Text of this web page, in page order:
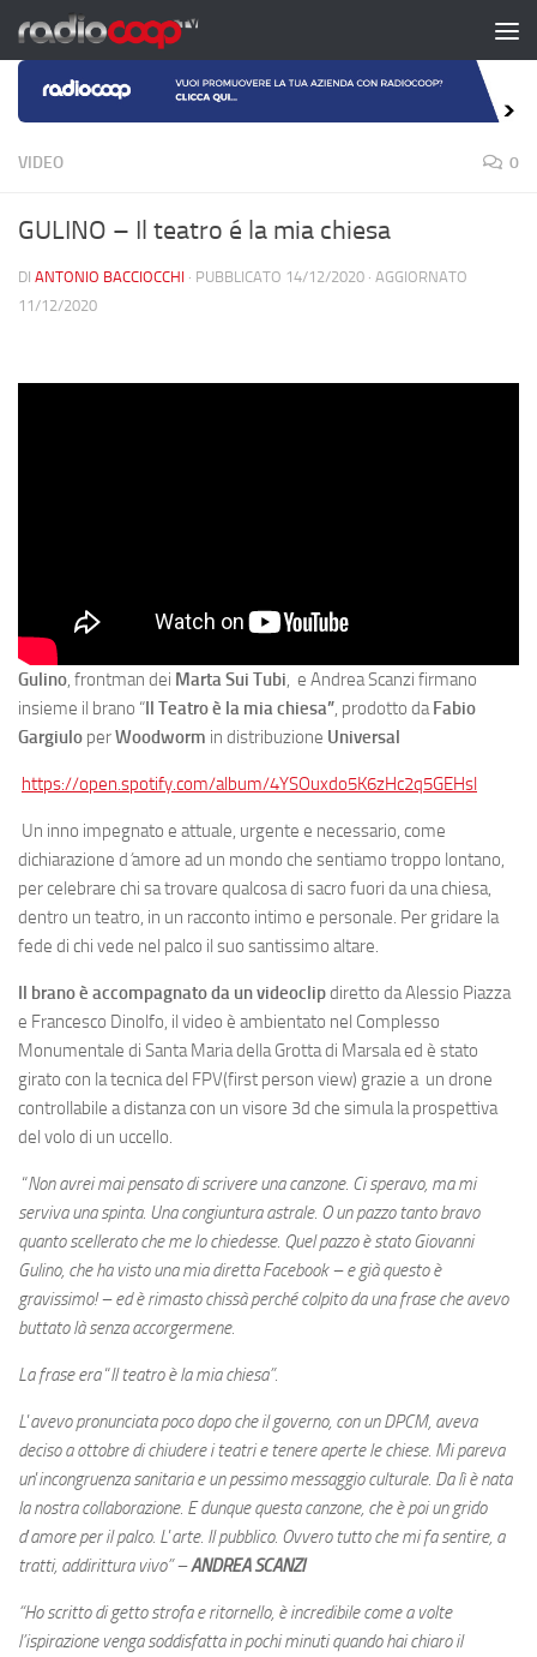
Salta al contenuto
VIDEO 0
GULINO – Il teatro é la mia chiesa
DI ANTONIO BACCIOCCHI · PUBBLICATO 14/12/2020 · AGGIORNATO
11/12/2020
Gulino, frontman dei Marta Sui Tubi, e Andrea Scanzi firmano
insieme il brano “Il Teatro è la mia chiesa”, prodotto daFabio
Gargiulo perWoodworm in distribuzione Universal
https://open.spotify.com/album/4YSOuxdo5K6zHc2q5GEHsl
Un inno impegnato e attuale, urgente e necessario, come
dichiarazione d’amore ad un mondo che sentiamo troppo lontano,
per celebrare chi sa trovare qualcosa di sacro fuori da una chiesa,
dentro un teatro, in un racconto intimo e personale. Per gridare la
fede di chi vede nel palco il suo santissimo altare.
Il brano è accompagnato da un videoclipdiretto da Alessio Piazza
e Francesco Dinolfo, il video è ambientato nel Complesso
Monumentale di Santa Maria della Grotta di Marsala ed è stato
girato con la tecnica del FPV(first person view) grazie a un drone
controllabile a distanza con un visore 3d che simula la prospettiva
del volo di un uccello.
“Non avrei mai pensato di scrivere una canzone. Ci speravo, ma mi
serviva una spinta. Una congiuntura astrale. O un pazzo tanto bravo
quanto scellerato che me lo chiedesse. Quel pazzo è stato Giovanni
Gulino, che ha visto una mia diretta Facebook – e già questo è
gravissimo! – ed è rimasto chissà perchécolpito da una frase che avevo
buttato là senza accorgermene.
La frase era“Il teatro è la mia chiesa”.
L’avevo pronunciata poco dopo che il governo, con un DPCM, aveva
deciso a ottobre di chiudere i teatri e tenere aperte le chiese. Mi pareva
un’incongruenza sanitaria e un pessimo messaggio culturale. Da lì è nata
la nostra collaborazione. E dunque questa canzone, che è poi un grido
d’amore per il palco. L’arte. Il pubblico. Ovvero tutto che mi fa sentire, a
tratti, addirittura vivo” –ANDREA SCANZI
“Ho scritto di getto strofa e ritornello, èincredibile come a volte
l’ispirazione venga soddisfatta in pochi minuti quando hai chiaro il